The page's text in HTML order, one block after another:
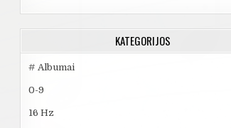
KATEGORIJOS
# Albumai
0-9
16 Hz